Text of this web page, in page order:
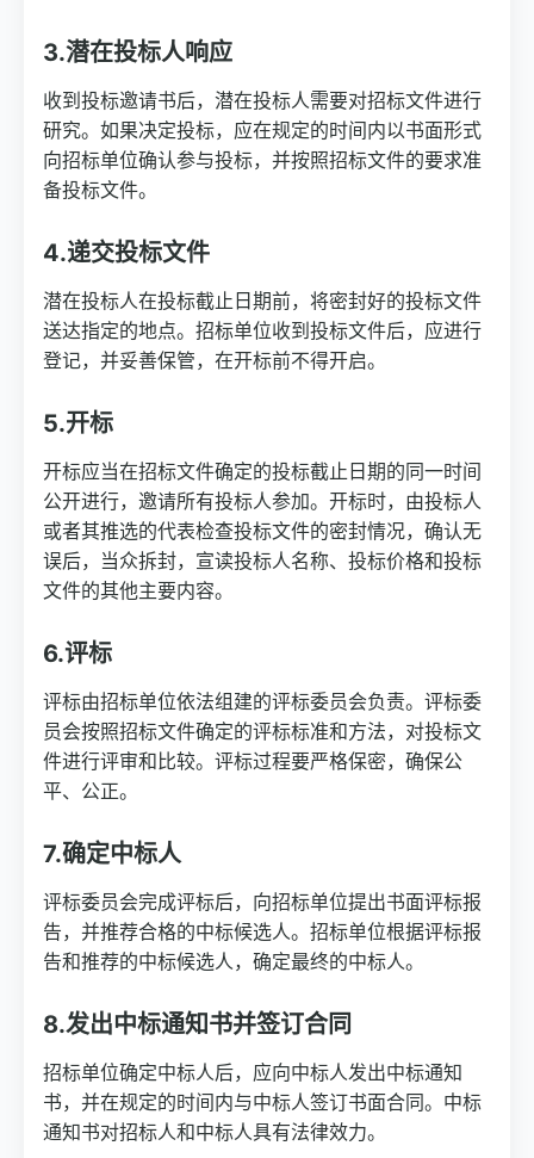
3.潜在投标人响应
收到投标邀请书后，潜在投标人需要对招标文件进行
研究。如果决定投标，应在规定的时间内以书面形式
向招标单位确认参与投标，并按照招标文件的要求准
备投标文件。
4.递交投标文件
潜在投标人在投标截止日期前，将密封好的投标文件
送达指定的地点。招标单位收到投标文件后，应进行
登记，并妥善保管，在开标前不得开启。
5.开标
开标应当在招标文件确定的投标截止日期的同一时间
公开进行，邀请所有投标人参加。开标时，由投标人
或者其推选的代表检查投标文件的密封情况，确认无
误后，当众拆封，宣读投标人名称、投标价格和投标
文件的其他主要内容。
6.评标
评标由招标单位依法组建的评标委员会负责。评标委
员会按照招标文件确定的评标标准和方法，对投标文
件进行评审和比较。评标过程要严格保密，确保公
平、公正。
7.确定中标人
评标委员会完成评标后，向招标单位提出书面评标报
告，并推荐合格的中标候选人。招标单位根据评标报
告和推荐的中标候选人，确定最终的中标人。
8.发出中标通知书并签订合同
招标单位确定中标人后，应向中标人发出中标通知
书，并在规定的时间内与中标人签订书面合同。中标
通知书对招标人和中标人具有法律效力。